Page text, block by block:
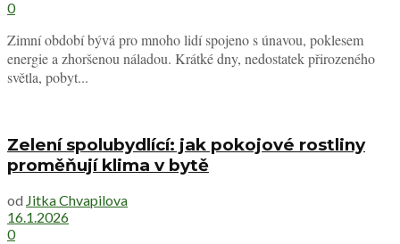
0
Zimní období bývá pro mnoho lidí spojeno s únavou, poklesem
energie a zhoršenou náladou. Krátké dny, nedostatek přirozeného
světla, pobyt...
Zelení spolubydlící: jak pokojové rostliny
proměňují klima v bytě
od Jitka Chvapilova
16.1.2026
0